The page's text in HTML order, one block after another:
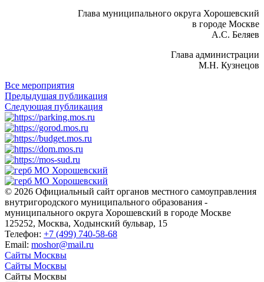
Глава муниципального округа Хорошевский
в городе Москве
А.С. Беляев
Глава администрации
М.Н. Кузнецов
Все мероприятия
Предыдущая публикация
Следующая публикация
© 2026 Официальный сайт органов местного самоуправления
внутригородского муниципального образования -
муниципального округа Хорошевский в городе Москве
125252, Москва, Ходынский бульвар, 15
Телефон: +7 (499) 740-58-68
Email: moshor@mail.ru
Сайты Москвы
Сайты Москвы
Сайты Москвы